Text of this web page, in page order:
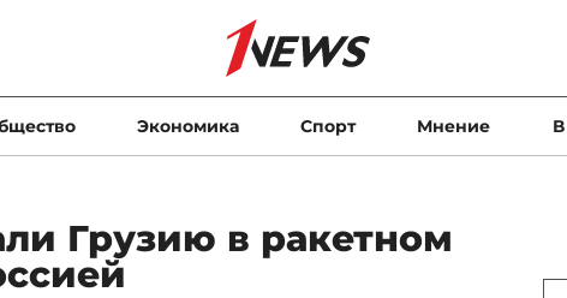
Экономика Спорт Мнение
Грузию в ракетном